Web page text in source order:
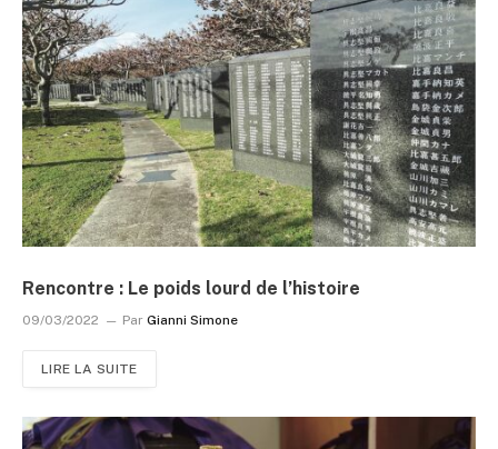
Rencontre : Le poids lourd de l’histoire
09/03/2022 Par Gianni Simone
LIRE LA SUITE